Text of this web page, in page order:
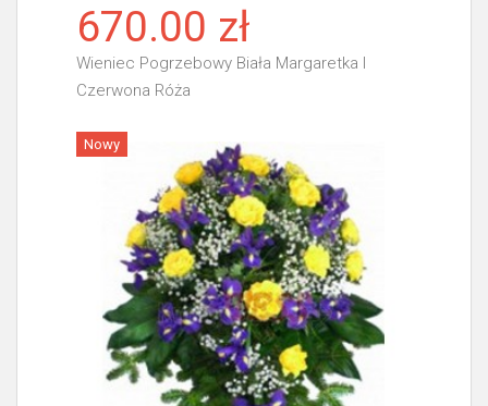
670.00 zł
Wieniec Pogrzebowy Biała Margaretka I
Czerwona Róża
Więcej
Nowy